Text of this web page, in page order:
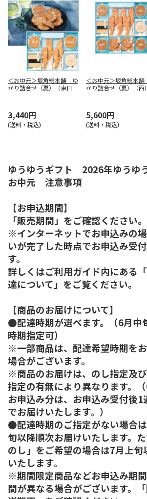
＜お中元＞坂角総本舖 ゆ
かり詰合せ（夏）（東日本
3,440円
(送料・税込)
＜お中元＞坂角総本
かり詰合せ（夏）（西
5,600円
(送料・税込)
ゆうゆうギフト 2026年ゆうゆ
お中元 注意事項
【お申込期間】
「販売期間」をご確認ください。
※インターネットでお申込みの
いが完了した時点でお申込み受
す。
詳しくはご利用ガイド内にある
達について」をご覧ください。
【商品のお届けについて】
●配達時期が選べます。（6月中
時期指定可）
※一部商品は、配達希望時期を
場合がございます。
※商品のお届けは、のし指定及
指定の有無により異なります。
お申込み分は、お申込み受付後1
でお届けいたします。）
●配達時期のご指定がない場合
旬以降順次お届けいたします。
のし」をご希望の場合は7月上旬
いたします。
※期間限定商品などお申込み期
間が異なる場合がございます。